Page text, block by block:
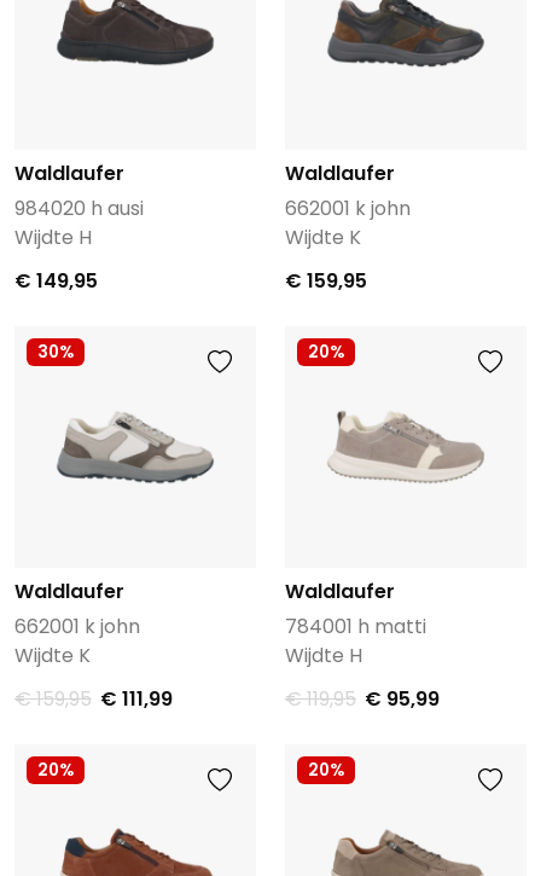
Waldlaufer
984020 h ausi
Wijdte H
€ 149,95
Waldlaufer
662001 k john
Wijdte K
€ 159,95
30%
Waldlaufer
662001 k john
Wijdte K
€ 159,95 € 111,99
20%
Waldlaufer
784001 h matti
Wijdte H
€ 119,95 € 95,99
20% 20%